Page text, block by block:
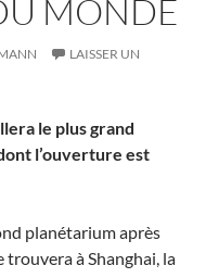
MONDE
LAISSER UN
le plus grand
l’ouverture est
planétarium après
à Shanghai, la